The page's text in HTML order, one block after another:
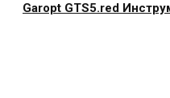
Garopt GTS5.red